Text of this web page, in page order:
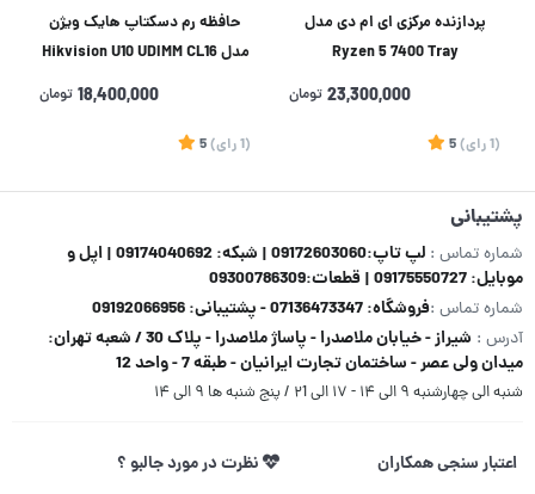
پردازنده مرکزی ای ام دی مدل
Ryzen 5 7400 Tray
23,300,000 تومان
(1 رای)
5
حافظه رم دسکتاپ هایک ویژن
مدل Hikvision U10 UDIMM CL16
DDR4 3200MHz ظرفیت 16 18,400,000 تومان
(1 رای)
5
پشتیبانی
شماره تماس :
لپ تاپ:09172603060 | شبکه: 09174040692 | اپل و
موبایل: 09175550727 | قطعات:09300786309
شماره تماس :فروشگاه: 07136473347 - پشتیبانی: 09192066956
آدرس :
شیراز - خیابان ملاصدرا - پاساژ ملاصدرا - پلاک 30 / شعبه تهران:
میدان ولی عصر - ساختمان تجارت ایرانیان - طبقه 7 - واحد 12
شنبه الی چهارشنبه ۹ الی ۱۴ - ۱۷ الی ۲1 / پنج شنبه ها ۹ الی ۱۴
اعتبار سنجی همکاران نظرت در مورد جالبو ؟